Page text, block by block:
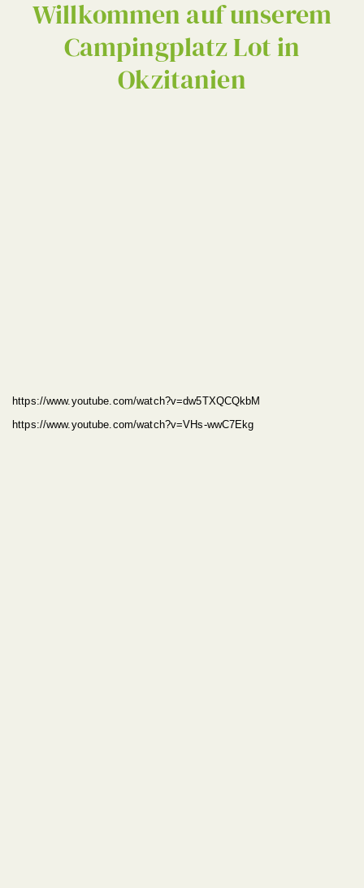
Willkommen auf unserem
Campingplatz Lot in
Okzitanien
https://www.youtube.com/watch?v=dw5TXQCQkbM
https://www.youtube.com/watch?v=VHs-wwC7Ekg